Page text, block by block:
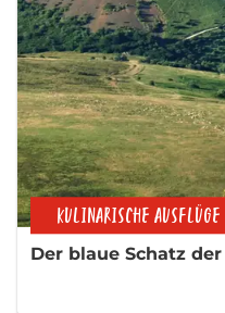
KULINARISCHE AUSFLÜGE
Der blaue Schatz